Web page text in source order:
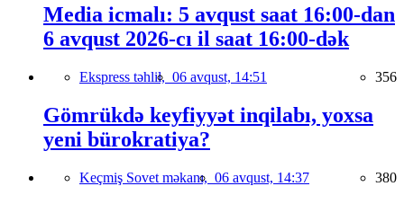
Media icmalı: 5 avqust saat 16:00-dan
6 avqust 2026-cı il saat 16:00-dək
Ekspress təhlil, 06 avqust, 14:51 356
Gömrükdə keyfiyyət inqilabı, yoxsa
yeni bürokratiya?
Keçmiş Sovet məkanı, 06 avqust, 14:37 380